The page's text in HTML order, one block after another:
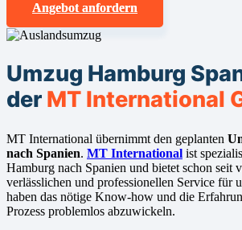
Angebot anfordern
Umzug Hamburg
der MT International
MT International übernimmt den geplanten
nach Spanien. MT International ist
Hamburg nach Spanien und bietet schon seit
verlässlichen und professionellen Service für
haben das nötige Know-how und die
Prozess problemlos abzuwickeln.